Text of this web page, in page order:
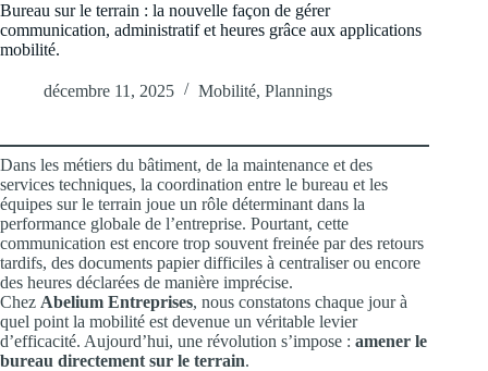
Bureau sur le terrain : la nouvelle façon de gérer
communication, administratif et heures grâce aux applications
mobilité.
décembre 11, 2025 Mobilité, Plannings
Dans les métiers du bâtiment, de la maintenance et des
services techniques, la coordination entre le bureau et les
équipes sur le terrain joue un rôle déterminant dans la
performance globale de l’entreprise. Pourtant, cette
communication est encore trop souvent freinée par des retours
tardifs, des documents papier difficiles à centraliser ou encore
des heures déclarées de manière imprécise.
Chez Abelium Entreprises, nous constatons chaque jour à
quel point la mobilité est devenue un véritable levier
d’efficacité. Aujourd’hui, une révolution s’impose : amener le
bureau directement sur le terrain.